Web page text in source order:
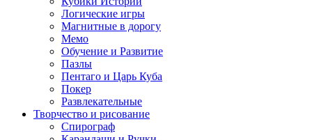
Логические игры
Магнитные в дорогу
Мемо
Обучение и Развитие
Пазлы
Пентаго и Царь Куба
Покер
Развлекательные
Творчество и рисование
Спирограф